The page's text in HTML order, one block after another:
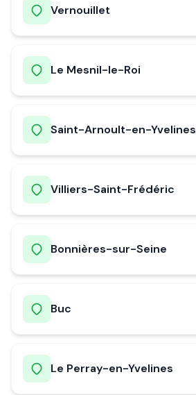
Vernouillet
Le Mesnil-le-Roi
Saint-Arnoult-en-Yvelines
Villiers-Saint-Frédéric
Bonnières-sur-Seine
Buc
Le Perray-en-Yvelines